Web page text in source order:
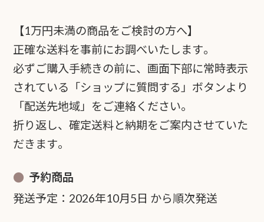
【1万円未満の商品をご検討の方へ】
正確な送料を事前にお調べいたします。
必ずご購入手続きの前に、画面下部に常時表示
されている「ショップに質問する」ボタンより
「配送先地域」をご連絡ください。
折り返し、確定送料と納期をご案内させていた
だきます。
予約商品
発送予定：2026年10月5日 から順次発送